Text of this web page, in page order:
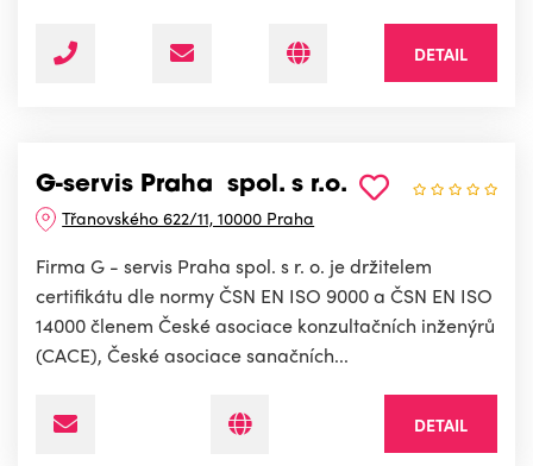
DETAIL
G-servis Praha spol. s r.o.
Třanovského 622/11, 10000 Praha
Firma G - servis Praha spol. s r. o. je držitelem
certifikátu dle normy ČSN EN ISO 9000 a ČSN EN ISO
14000 členem České asociace konzultačních inženýrů
(CACE), České asociace sanačních...
DETAIL